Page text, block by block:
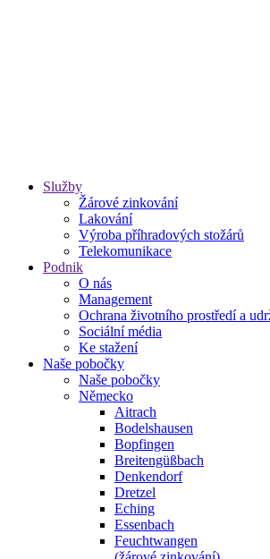
Služby
Žárové zinkování
Lakování
Výroba příhradových stožárů
Telekomunikace
Podnik
O nás
Management
Ochrana životního prostředí a
Sociální média
Ke stažení
Naše pobočky
Naše pobočky
Německo
Aitrach
Bodelshausen
Bopfingen
Breitengüßbach
Denkendorf
Dretzel
Eching
Essenbach
Feuchtwangen